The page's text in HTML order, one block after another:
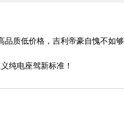
品质低价格，吉利帝豪自愧不如够
纯电座驾新标准！